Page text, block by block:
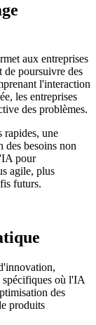
aux entreprises
de poursuivre des
l'interaction
les entreprises
des problèmes.
rapides, une
des besoins non
pour
agile, plus
futurs.
spécifiques où l'IA
des
produits